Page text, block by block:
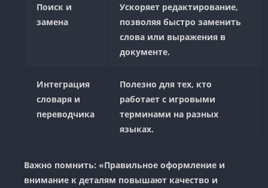
Поиск и
замена
Ускоряет редактирование,
позволяя быстро заменить
слова или выражения в
документе.
Интеграция
словаря и
переводчика
Полезно для тех, кто
работает с игровыми
терминами на разных
языках.
Важно помнить: «Правильное оформление и
внимание к деталям повышают качество и